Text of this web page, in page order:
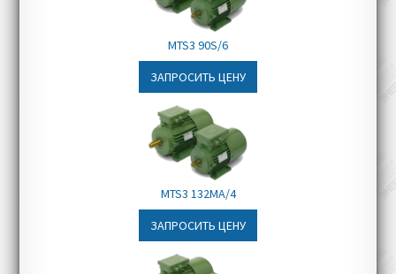
транспортировочные линии
Складское оборудование
Мостовые и портовые краны
MTS3 90S/6
ЗАПРОСИТЬ ЦЕНУ
MTS3 132MA/4
ЗАПРОСИТЬ ЦЕНУ